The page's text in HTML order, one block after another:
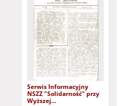
Serwis Informacyjny
NSZZ "Solidarność" przy
Wyższej